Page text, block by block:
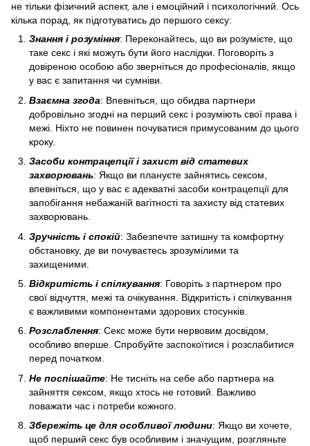
не тільки фізичний аспект, але і емоційний і психологічний. Ось
кілька порад, як підготуватись до першого сексу:
Знання і розуміння: Переконайтесь, що ви розумієте, що
таке секс і які можуть бути його наслідки. Поговоріть з
довіреною особою або зверніться до професіоналів, якщо
у вас є запитання чи сумніви.
Взаємна згода: Впевніться, що обидва партнери
добровільно згодні на перший секс і розуміють свої права і
межі. Ніхто не повинен почуватися примусованим до цього
кроку.
Засоби контрацепції і захист від статевих
захворювань: Якщо ви плануєте зайнятись сексом,
впевніться, що у вас є адекватні засоби контрацепції для
запобігання небажаній вагітності та захисту від статевих
захворювань.
Зручність і спокій: Забезпечте затишну та комфортну
обстановку, де ви почуваєтесь зрозумілими та
захищеними.
Відкритість і спілкування: Говоріть з партнером про
свої відчуття, межі та очікування. Відкритість і спілкування
є важливими компонентами здорових стосунків.
Розслаблення: Секс може бути нервовим досвідом,
особливо вперше. Спробуйте заспокоїтися і розслабитися
перед початком.
Не поспішайте: Не тисніть на себе або партнера на
зайняття сексом, якщо хтось не готовий. Важливо
поважати час і потреби кожного.
Збережіть це для особливої людини: Якщо ви хочете,
щоб перший секс був особливим і значущим, розгляньте